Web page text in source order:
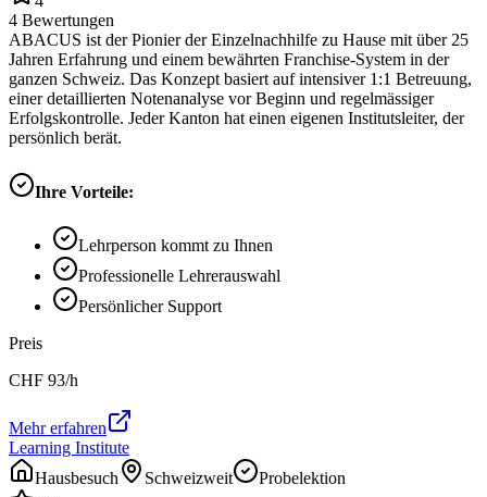
4 Bewertungen
ABACUS ist der Pionier der Einzelnachhilfe zu Hause mit über 25
Jahren Erfahrung und einem bewährten Franchise-System in der
ganzen Schweiz. Das Konzept basiert auf intensiver 1:1 Betreuung,
einer detaillierten Notenanalyse vor Beginn und regelmässiger
Erfolgskontrolle. Jeder Kanton hat einen eigenen Institutsleiter, der
persönlich berät.
Ihre Vorteile:
Lehrperson kommt zu Ihnen
Professionelle Lehrerauswahl
Persönlicher Support
Preis
CHF 93/h
Mehr erfahren
Learning Institute
Hausbesuch
Schweizweit
Probelektion